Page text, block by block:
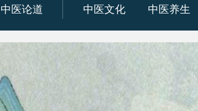
中医论道
中医文化
中医养生